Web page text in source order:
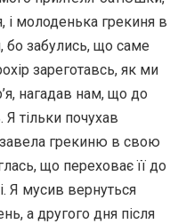
і молоденька грекиня в
бо забулись, що саме
зареготавсь, як ми
нагадав нам, що до
тільки почухав
грекиню в свою
що переховає її до
Я мусив вернуться
а другого дня після